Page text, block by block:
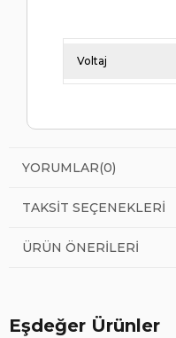
Voltaj
YORUMLAR(0)
TAKSIT SEÇENEKLERI
ÜRÜN ÖNERILERI
Eşdeğer Ürünler